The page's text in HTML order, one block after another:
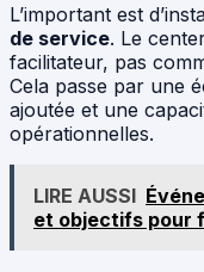
L’important est
de service. Le
facilitateur, pas
Cela passe par une
ajoutée et une
opérationnelles.
LIRE AUSSI
et objectifs pour